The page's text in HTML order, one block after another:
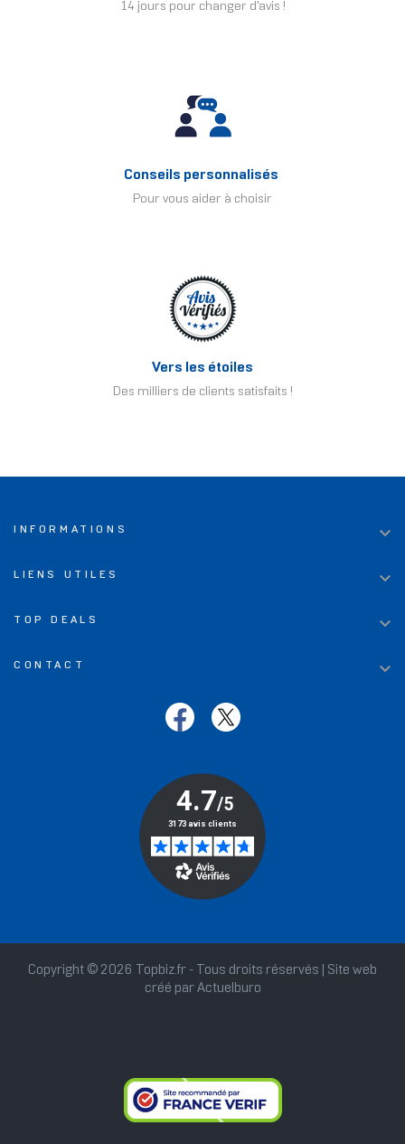
14 jours pour changer d'avis !
Conseils personnalisés
Pour vous aider à choisir
Vers les étoiles
Des milliers de clients satisfaits !
INFORMATIONS 
LIENS UTILES 
TOP DEALS 
CONTACT 
Copyright © 2026 Topbiz.fr - Tous droits réservés | Site web
créé par Actuelburo